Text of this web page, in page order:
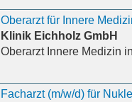
Klinik Eichholz GmbH
Oberarzt Innere Medizin
Facharzt (m/w/d) für